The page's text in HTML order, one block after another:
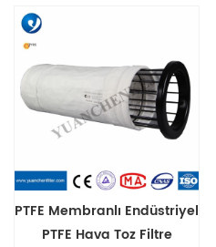
PTFE Membranlı Endüstriyel
PTFE Hava Toz Filtre